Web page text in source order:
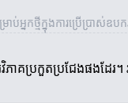
កថ្មីក្នុងការប្រើប្រាស់ឧប
ាគប្រកួតប្រជែងផងដែ